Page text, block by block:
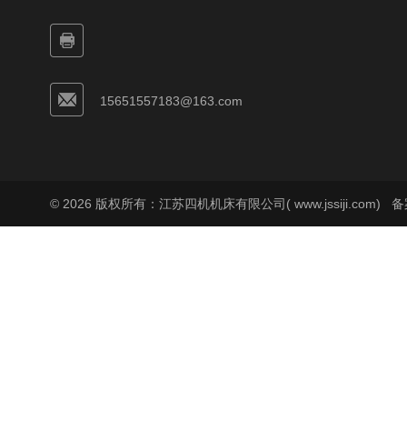
15651557183@163.com
© 2026 版权所有：江苏四机机床有限公司( www.jssiji.com) 备